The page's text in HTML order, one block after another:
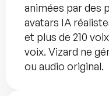
animées par des
avatars IA
et plus de 210
voix. Vizard ne
ou audio original.